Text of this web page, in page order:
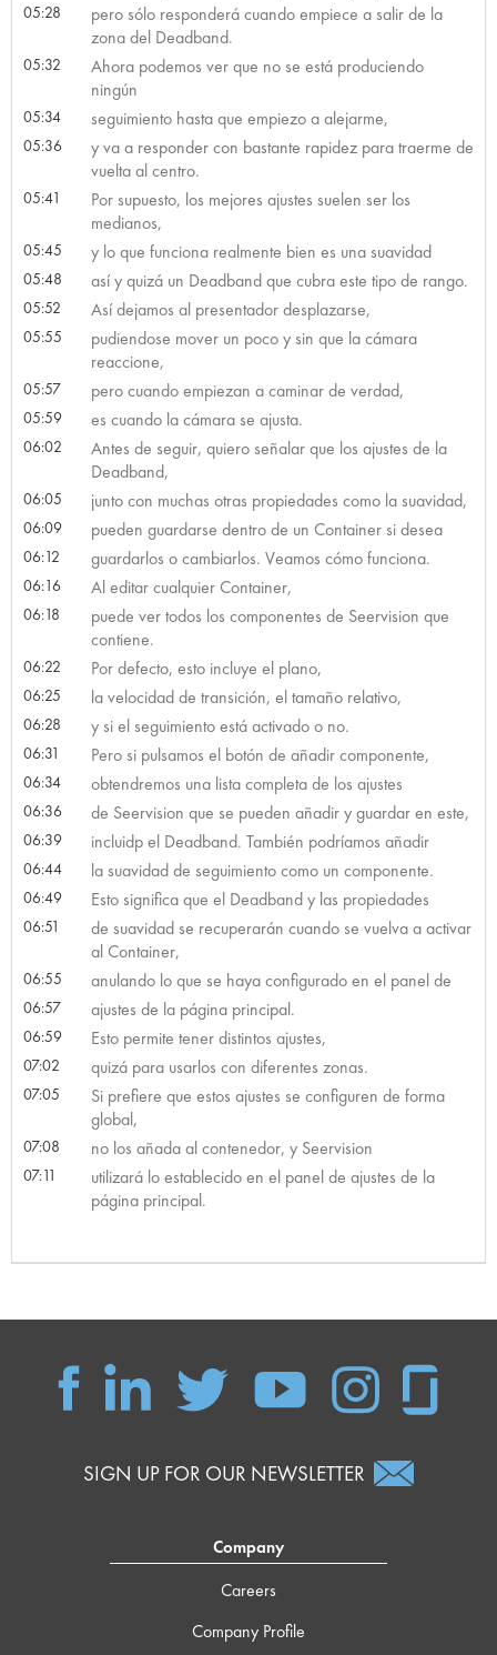
05:28
pero sólo responderá cuando empiece a salir de la
zona del Deadband.
05:32
Ahora podemos ver que no se está produciendo
ningún
05:34 seguimiento hasta que empiezo a alejarme,
05:36
y va a responder con bastante rapidez para traerme de
vuelta al centro.
05:41
Por supuesto, los mejores ajustes suelen ser los
medianos,
05:45 y lo que funciona realmente bien es una suavidad
05:48 así y quizá un Deadband que cubra este tipo de rango.
05:52 Así dejamos al presentador desplazarse,
05:55
pudiendose mover un poco y sin que la cámara
reaccione,
05:57 pero cuando empiezan a caminar de verdad,
05:59 es cuando la cámara se ajusta.
06:02
Antes de seguir, quiero señalar que los ajustes de la
Deadband,
06:05 junto con muchas otras propiedades como la suavidad,
06:09 pueden guardarse dentro de un Container si desea
06:12 guardarlos o cambiarlos. Veamos cómo funciona.
06:16 Al editar cualquier Container,
06:18
puede ver todos los componentes de Seervision que
contiene.
06:22 Por defecto, esto incluye el plano,
06:25 la velocidad de transición, el tamaño relativo,
06:28 y si el seguimiento está activado o no.
06:31 Pero si pulsamos el botón de añadir componente,
06:34 obtendremos una lista completa de los ajustes
06:36 de Seervision que se pueden añadir y guardar en este,
06:39 incluidp el Deadband. También podríamos añadir
06:44 la suavidad de seguimiento como un componente.
06:49 Esto significa que el Deadband y las propiedades
06:51
de suavidad se recuperarán cuando se vuelva a activar
al Container,
06:55 anulando lo que se haya configurado en el panel de
06:57 ajustes de la página principal.
06:59 Esto permite tener distintos ajustes,
07:02 quizá para usarlos con diferentes zonas.
07:05
Si prefiere que estos ajustes se configuren de forma
global,
07:08 no los añada al contenedor, y Seervision
07:11
utilizará lo establecido en el panel de ajustes de la
página principal.
SIGN UP FOR OUR NEWSLETTER
Company
Careers
Company Profile